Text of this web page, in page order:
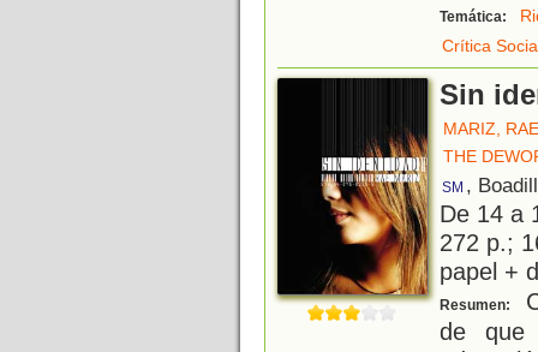
Temática:
Crítica
Sin
MARIZ, RAE
THE
SM ,
De 14 a
272 p.;
papel +
Resumen:
de que